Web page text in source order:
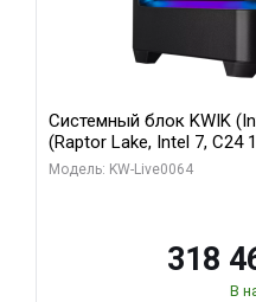
Системный блок KWIK
(Raptor Lake, Intel 7, C24
модуля)/ ASUS RTX5080
Модель: KW-Live0064
318
В